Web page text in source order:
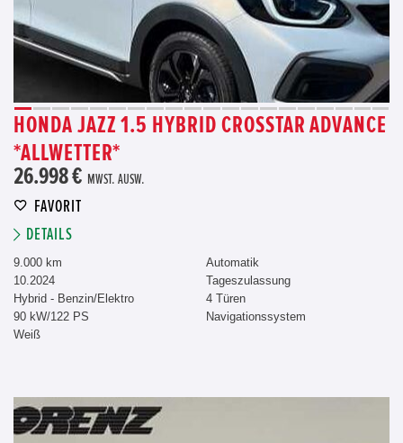
HONDA JAZZ 1.5 HYBRID CROSSTAR ADVANCE
*ALLWETTER*
26.998 € MWST. AUSW.
FAVORIT
DETAILS
9.000 km
10.2024
Hybrid - Benzin/Elektro
90 kW/122 PS
Weiß
Automatik
Tageszulassung
4 Türen
Navigationssystem